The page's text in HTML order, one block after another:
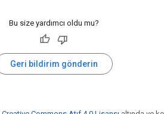
Bu size yardımcı oldu mu?
Geri bildirim gönderin